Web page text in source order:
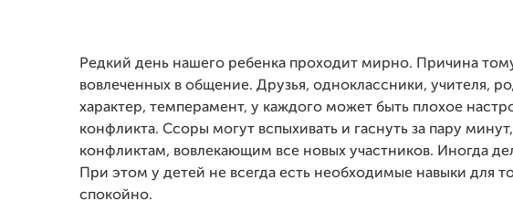
Редкий день нашего ребенка проходит мирно. Причина
вовлеченных в общение. Друзья, одноклассники, учителя,
характер, темперамент, у каждого может быть плохое
конфликта. Ссоры могут вспыхивать и гаснуть за пару
конфликтам, вовлекающим все новых участников. Иногда
При этом у детей не всегда есть необходимые навыки для
спокойно.